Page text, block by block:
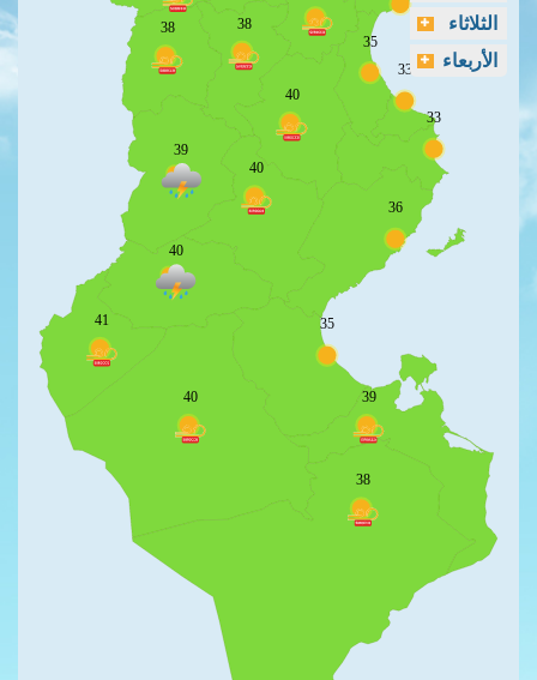
38
38
40
35
33
33
39
40
36
35
40
41
40 39
38
الثلاثاء
الأربعاء